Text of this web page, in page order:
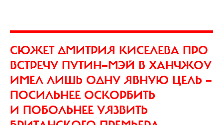
CЮЖЕТ ДМИТРИЯ КИСЕЛЕВА ПРО
ВСТРЕЧУ ПУТИН—МЭЙ В ХАНЧЖОУ
ИМЕЛ ЛИШЬ ОДНУ ЯВНУЮ ЦЕЛЬ —
ПОСИЛЬНЕЕ ОСКОРБИТЬ
И ПОБОЛЬНЕЕ УЯЗВИТЬ